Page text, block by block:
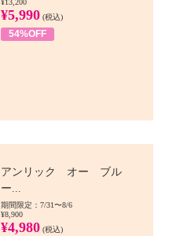
¥13,200
¥5,990 (税込)
54%OFF
アンリック オー ブル
ー...
期間限定：7/31〜8/6
¥8,900
¥4,980 (税込)